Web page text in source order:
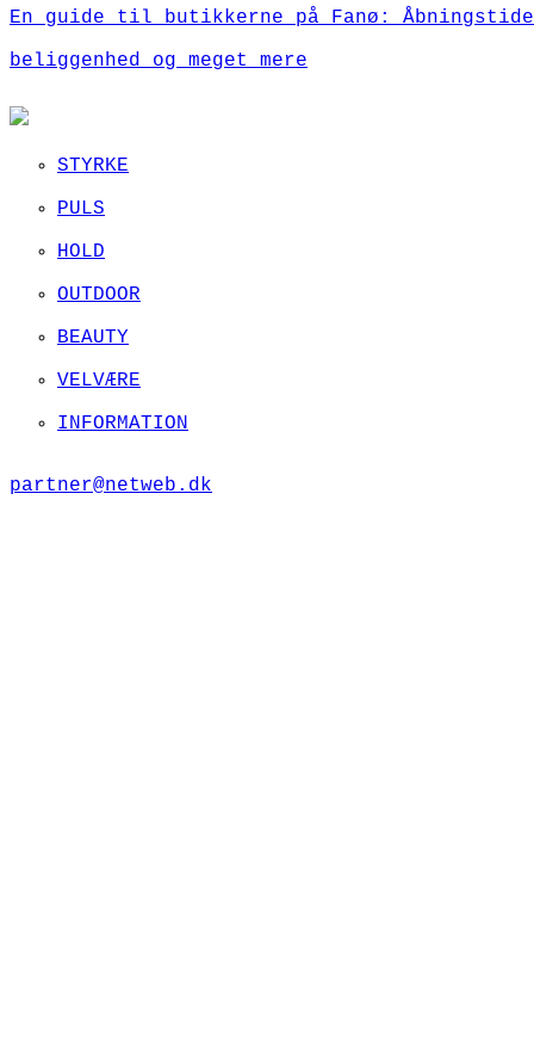
En guide til butikkerne på Fanø:
beliggenhed og meget mere
STYRKE
PULS
HOLD
OUTDOOR
BEAUTY
VELVÆRE
INFORMATION
partner@netweb.dk